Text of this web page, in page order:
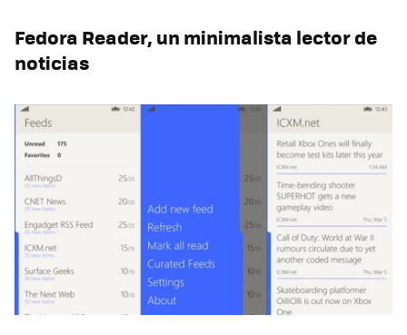
Fedora Reader, un minimalista lector de
noticias